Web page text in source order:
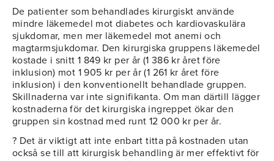
De patienter som behandlades kirurgiskt använde
mindre läkemedel mot diabetes och kardiovaskulära
sjukdomar, men mer läkemedel mot anemi och
magtarmsjukdomar. Den kirurgiska gruppens läkemedel
kostade i snitt 1 849 kr per år (1 386 kr året före
inklusion) mot 1 905 kr per år (1 261 kr året före
inklusion) i den konventionellt behandlade gruppen.
Skillnaderna var inte signifikanta. Om man därtill lägger
kostnaderna för det kirurgiska ingreppet ökar den
gruppen sin kostnad med runt 12 000 kr per år.
? Det är viktigt att inte enbart titta på kostnaden utan
också se till att kirurgisk behandling är mer effektivt för